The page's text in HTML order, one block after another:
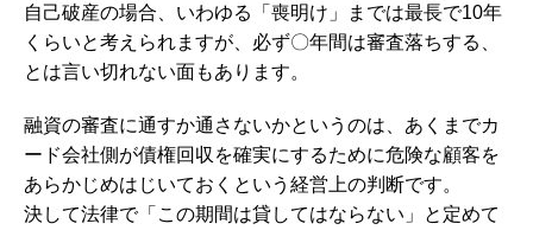
自己破産の場合、いわゆる「喪明け」までは最長で10年
くらいと考えられますが、必ず〇年間は審査落ちする、
とは言い切れない面もあります。
融資の審査に通すか通さないかというのは、あくまでカ
ード会社側が債権回収を確実にするために危険な顧客を
あらかじめはじいておくという経営上の判断です。
決して法律で「この期間は貸してはならない」と定めて